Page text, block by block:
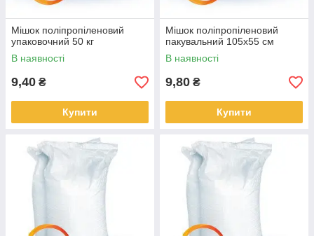
Мішок поліпропіленовий
упаковочний 50 кг
В наявності
9,40 ₴
Купити
Мішок поліпропіленовий
пакувальний 105х55 см
В наявності
9,80 ₴
Купити